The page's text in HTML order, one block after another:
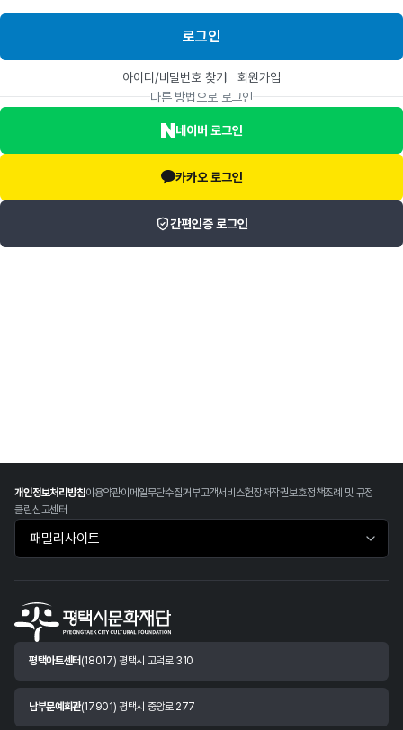
로그인
아이디/비밀번호 찾기
회원가입
다른 방법으로 로그인
네이버 로그인
카카오 로그인
간편인증 로그인
개인정보처리방침이용약관이메일무단수집거부고객서비스헌장저작권보호정책조례 및 규정
클린신고센터
패밀리사이트 바로가기
평택아트센터 (18017) 평택시 고덕로 310
남부문예회관(17901) 평택시 중앙로 277